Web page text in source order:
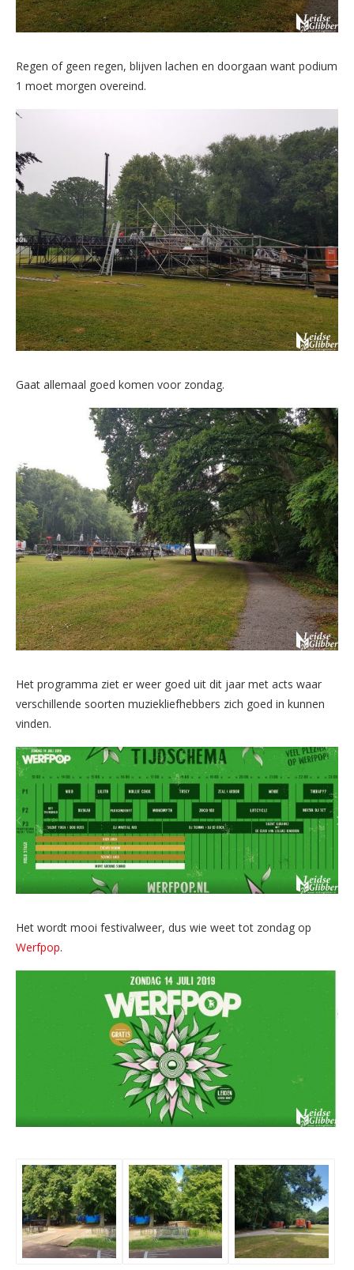
Regen of geen regen, blijven lachen en doorgaan want podium
1 moet morgen overeind.
Gaat allemaal goed komen voor zondag.
Het programma ziet er weer goed uit dit jaar met acts waar
verschillende soorten muziekliefhebbers zich goed in kunnen
vinden.
Het wordt mooi festivalweer, dus wie weet tot zondag op
Werfpop.